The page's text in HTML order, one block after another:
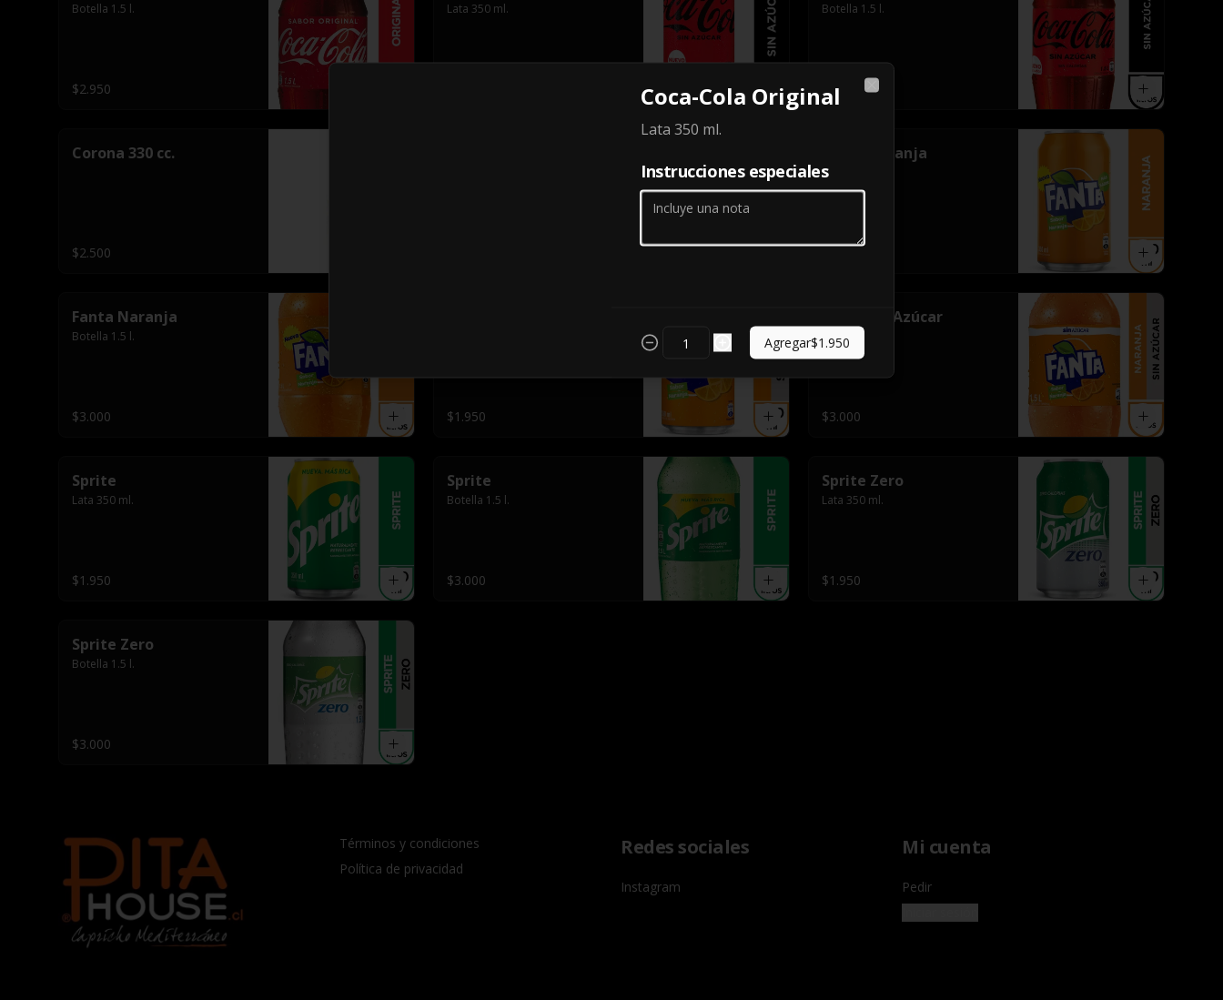
Botella 1.5 l.
$2.950
Lata 350 ml. Botella 1.5 l.
$3.000
Corona 330 cc.
$2.500
Fanta Naranja
Lata 350 ml.
$1.950
Fanta Naranja
Botella 1.5 l.
$3.000 $1.950
Fanta Sin Azúcar
Botella 1.5 l.
$3.000
Sprite
Lata 350 ml.
$1.950
Sprite
Botella 1.5 l.
$3.000
Sprite Zero
Lata 350 ml.
$1.950
Sprite Zero
Botella 1.5 l.
$3.000
Términos y condiciones
Política de privacidad
Redes sociales
Instagram
Mi cuenta
Pedir
Coca-Cola Original
Lata 350 ml.
Instrucciones especiales
Agregar$1.950